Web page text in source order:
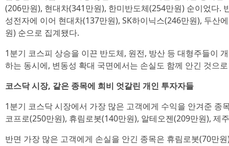
(206만원), 현대차(341만원), 한미반도체(254만원) 순이었다.
성전자에 이어 현대차(137만원), SK하이닉스(246만원), 두산
원) 순으로 집계됐다.
1분기 코스피 상승을 이끈 반도체, 원전, 방산 등 대형주들이
하는 동시에, 변동성 확대 국면에서는 손실도 함께 안긴 것으
코스닥 시장, 같은 종목에 희비 엇갈린 개인 투자자들
1분기 코스닥 시장에서 가장 많은 고객에게 수익을 안겨준 종
코프로(250만원), 휴림로봇(140만원), 알테오젠(209만원), 제
반면 가장 많은 고객에게 손실을 안긴 종목은 휴림로봇(70만